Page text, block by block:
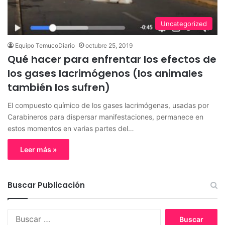
Uncategorized
Equipo TemucoDiario octubre 25, 2019
Qué hacer para enfrentar los efectos de
los gases lacrimógenos (los animales
también los sufren)
El compuesto químico de los gases lacrimógenas, usadas por
Carabineros para dispersar manifestaciones, permanece en
estos momentos en varias partes del…
Leer más »
Buscar Publicación